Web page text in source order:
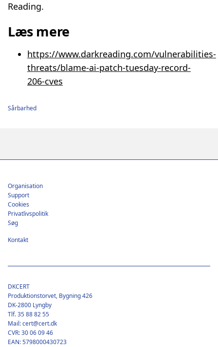
Reading.
Læs mere
https://www.darkreading.com/vulnerabilities-
threats/blame-ai-patch-tuesday-record-
206-cves
Sårbarhed
Footer
Organisation
Support
Cookies
Privatlivspolitik
Søg
Kontakt
DKCERT
Produktionstorvet, Bygning 426
DK-2800 Lyngby
Tlf. 35 88 82 55
Mail: cert@cert.dk
CVR: 30 06 09 46
EAN: 5798000430723